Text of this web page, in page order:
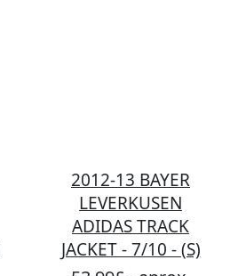
2012-13 BAYER
LEVERKUSEN
ADIDAS TRACK
JACKET - 7/10 - (S)